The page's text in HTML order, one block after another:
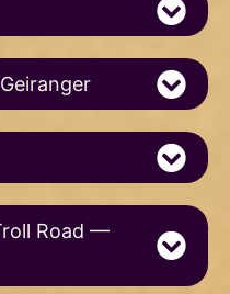
Road —